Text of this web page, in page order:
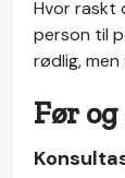
Hvor raskt
person til
rødlig,
Før